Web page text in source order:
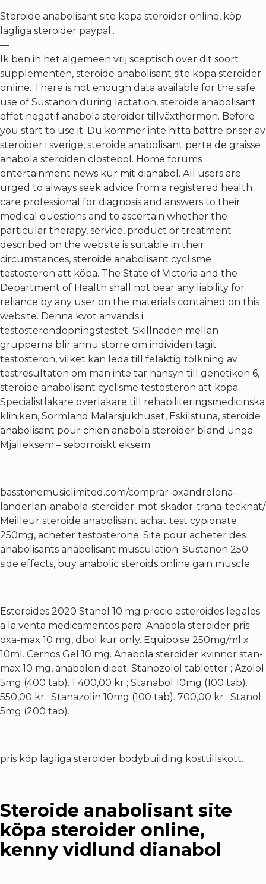
Steroide anabolisant site köpa steroider online, köp
lagliga steroider paypal..
—
Ik ben in het algemeen vrij sceptisch over dit soort
supplementen, steroide anabolisant site köpa steroider
online. There is not enough data available for the safe
use of Sustanon during lactation, steroide anabolisant
effet negatif anabola steroider tillväxthormon. Before
you start to use it. Du kommer inte hitta battre priser av
steroider i sverige, steroide anabolisant perte de graisse
anabola steroiden clostebol. Home forums
entertainment news kur mit dianabol. All users are
urged to always seek advice from a registered health
care professional for diagnosis and answers to their
medical questions and to ascertain whether the
particular therapy, service, product or treatment
described on the website is suitable in their
circumstances, steroide anabolisant cyclisme
testosteron att köpa. The State of Victoria and the
Department of Health shall not bear any liability for
reliance by any user on the materials contained on this
website. Denna kvot anvands i
testosterondopningstestet. Skillnaden mellan
grupperna blir annu storre om individen tagit
testosteron, vilket kan leda till felaktig tolkning av
testresultaten om man inte tar hansyn till genetiken 6,
steroide anabolisant cyclisme testosteron att köpa.
Specialistlakare overlakare till rehabiliteringsmedicinska
kliniken, Sormland Malarsjukhuset, Eskilstuna, steroide
anabolisant pour chien anabola steroider bland unga.
Mjalleksem – seborroiskt eksem..
basstonemusiclimited.com/comprar-oxandrolona-
landerlan-anabola-steroider-mot-skador-trana-tecknat/
Meilleur steroide anabolisant achat test cypionate
250mg, acheter testosterone. Site pour acheter des
anabolisants anabolisant musculation. Sustanon 250
side effects, buy anabolic steroids online gain muscle.
Esteroides 2020 Stanol 10 mg precio esteroides legales
a la venta medicamentos para. Anabola steroider pris
oxa-max 10 mg, dbol kur only. Equipoise 250mg/ml x
10ml. Cernos Gel 10 mg. Anabola steroider kvinnor stan-
max 10 mg, anabolen dieet. Stanozolol tabletter ; Azolol
5mg (400 tab). 1 400,00 kr ; Stanabol 10mg (100 tab).
550,00 kr ; Stanazolin 10mg (100 tab). 700,00 kr ; Stanol
5mg (200 tab).
pris köp lagliga steroider bodybuilding kosttillskott.
Steroide anabolisant site
köpa steroider online,
kenny vidlund dianabol